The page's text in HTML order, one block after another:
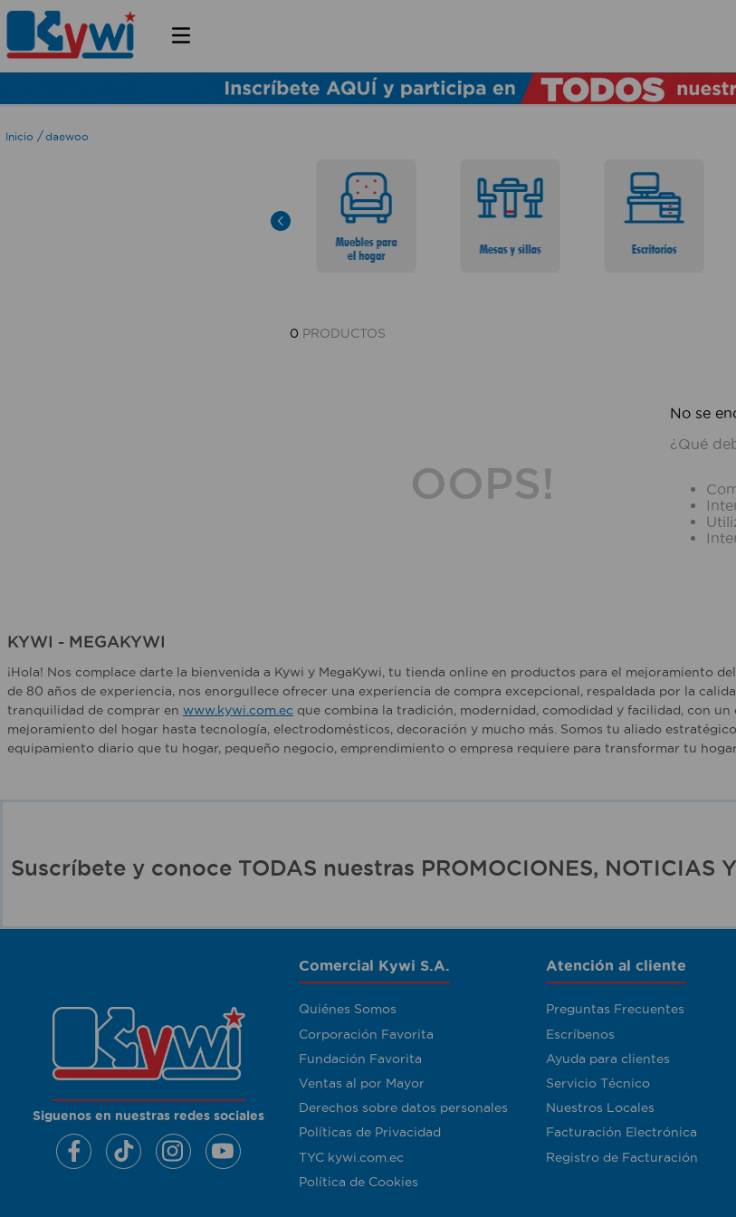
daewoo
0 PRODUCTOS
OOPS!
No se
¿Qué
KYWI - MEGAKYWI
¡Hola! Nos complace darte la bienvenida a Kywi y MegaKywi, tu tienda online en productos para el mejoramiento
de 80 años de experiencia, nos enorgullece ofrecer una experiencia de compra excepcional, respaldada por la
tranquilidad de comprar en www.kywi.com.ec que combina la tradición, modernidad, comodidad y facilidad, con
mejoramiento del hogar hasta tecnología, electrodomésticos, decoración y mucho más. Somos tu aliado
equipamiento diario que tu hogar, pequeño negocio, emprendimiento o empresa requiere para transformar tu
Suscríbete y conoce TODAS nuestras PROMOCIONES, NOTICIAS
Siguenos en nuestras redes sociales
Comercial Kywi S.A.
Quiénes Somos
Corporación Favorita
Fundación Favorita
Ventas al por Mayor
Derechos sobre datos personales
Políticas de Privacidad
TYC kywi.com.ec
Política de Cookies
Atención al cliente
Preguntas Frecuentes
Escríbenos
Ayuda para clientes
Servicio Técnico
Nuestros Locales
Facturación Electrónica
Registro de Facturación